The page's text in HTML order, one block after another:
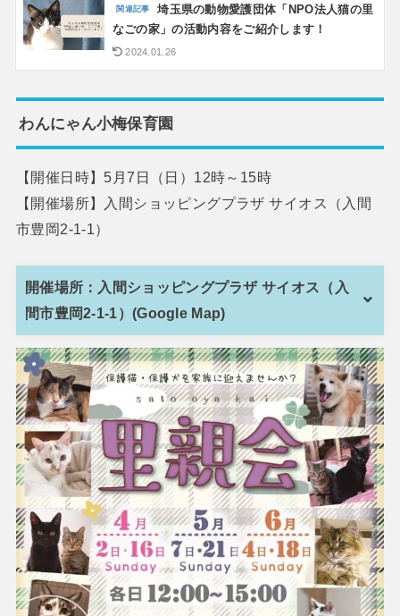
埼玉県の動物愛護団体「NPO法人猫の里
なごの家」の活動内容をご紹介します！
2024.01.26
わんにゃん小梅保育園
【開催日時】5月7日（日）12時～15時
【開催場所】入間ショッピングプラザ サイオス（入間
市豊岡2-1-1）
開催場所：入間ショッピングプラザ サイオス（入
間市豊岡2-1-1）(Google Map)